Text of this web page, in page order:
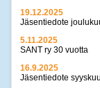
19.12.2025
Jäsentiedote
5.11.2025
SANT ry 30 vuotta
16.9.2025
Jäsentiedote